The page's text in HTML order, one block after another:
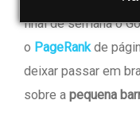
final de semana o
o PageRankde
deixar passar em
sobre a pequena